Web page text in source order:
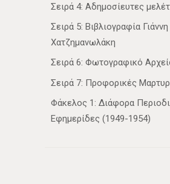
Σειρά 4: Αδημοσίευτες
Σειρά 5: Βιβλιογραφία Γιάννη
Χατζημανωλάκη
Σειρά 6: Φωτογραφικό
Σειρά 7: Προφορικές
Φάκελος 1: Διάφορα
Εφημερίδες (1949-1954)